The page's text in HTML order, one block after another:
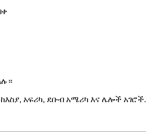
አፍሪካ, ደቡብ አሜሪካ እና ሌሎች አገሮች.